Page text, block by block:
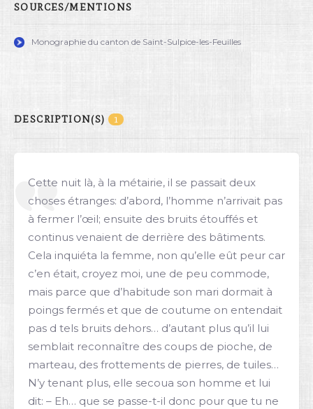
SOURCES/MENTIONS
Monographie du canton de Saint-Sulpice-les-Feuilles
DESCRIPTION(S) 1
Cette nuit là, à la métairie, il se passait deux
choses étranges: d’abord, l’homme n’arrivait pas
à fermer l’œil; ensuite des bruits étouffés et
continus venaient de derrière des bâtiments.
Cela inquiéta la femme, non qu’elle eût peur car
c’en était, croyez moi, une de peu commode,
mais parce que d’habitude son mari dormait à
poings fermés et que de coutume on entendait
pas d tels bruits dehors… d’autant plus qu’il lui
semblait reconnaître des coups de pioche, de
marteau, des frottements de pierres, de tuiles…
N’y tenant plus, elle secoua son homme et lui
dit: – Eh… que se passe-t-il donc pour que tu ne